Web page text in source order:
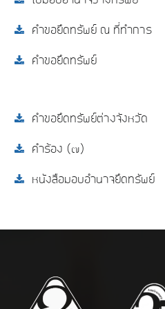
คำขอยึดทรัพย์ ณ ที่ทำการ
คำขอยึดทรัพย์
คำขอยึดทรัพย์ต่างจังหวัด
คำร้อง (๗)
หนังสือมอบอำนาจยึดทรัพย์